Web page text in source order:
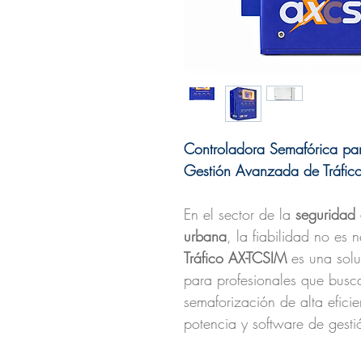
Controladora Semafórica
Gestión Avanzada de
En el sector de la seguridad
urbana, la fiabilidad no es
Tráfico AX-TCSIMes una
para profesionales que
semaforización de alta
potencia y software de